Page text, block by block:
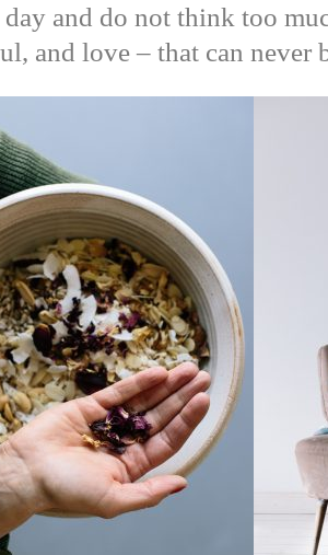
day and do not think too
and love – that can never